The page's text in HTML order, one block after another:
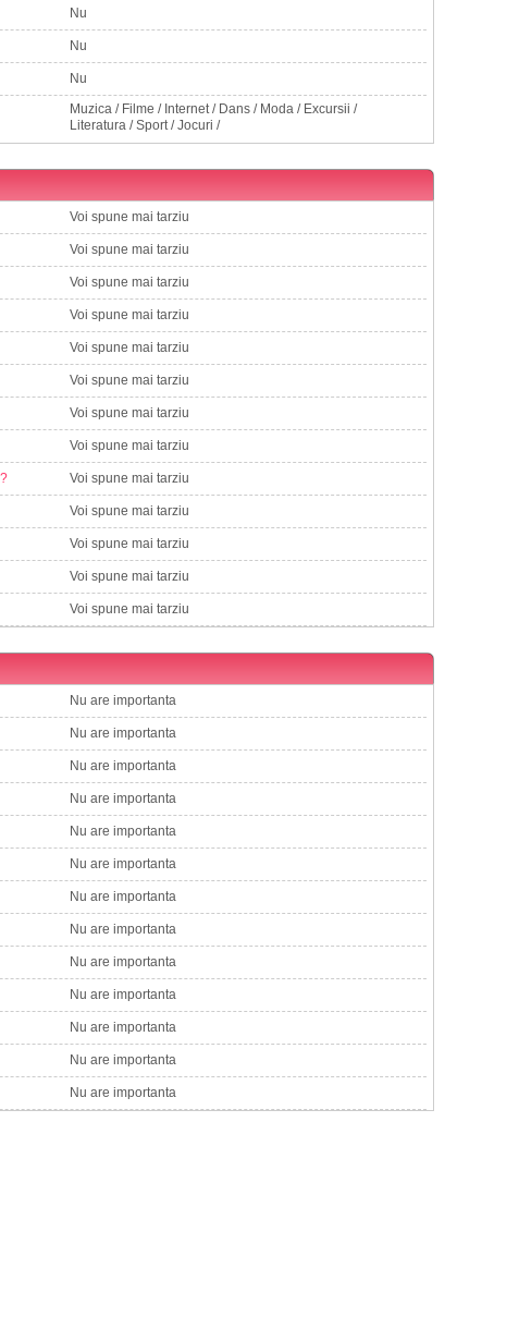
Nu
Nu
Nu
Muzica / Filme / Internet / Dans / Moda / Excursii /
Literatura / Sport / Jocuri /
Voi spune mai tarziu
Voi spune mai tarziu
Voi spune mai tarziu
Voi spune mai tarziu
Voi spune mai tarziu
Voi spune mai tarziu
Voi spune mai tarziu
Voi spune mai tarziu
Voi spune mai tarziu
Voi spune mai tarziu
Voi spune mai tarziu
Voi spune mai tarziu
Voi spune mai tarziu
Nu are importanta
Nu are importanta
Nu are importanta
Nu are importanta
Nu are importanta
Nu are importanta
Nu are importanta
Nu are importanta
Nu are importanta
Nu are importanta
Nu are importanta
Nu are importanta
Nu are importanta